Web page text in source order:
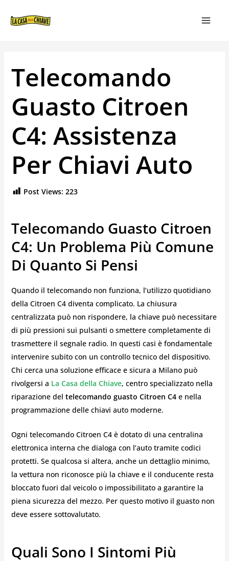
Telecomando
Guasto Citroen
C4: Assistenza
Per Chiavi Auto
Post Views: 223
Telecomando Guasto Citroen
C4: Un Problema Più Comune
Di Quanto Si Pensi
Quando il telecomando non funziona, l’utilizzo quotidiano
della Citroen C4 diventa complicato. La chiusura
centralizzata può non rispondere, la chiave può necessitare
di più pressioni sui pulsanti o smettere completamente di
trasmettere il segnale radio. In questi casi è fondamentale
intervenire subito con un controllo tecnico del dispositivo.
Chi cerca una soluzione efficace e sicura a Milano può
rivolgersi a La Casa della Chiave, centro specializzato nella
riparazione del telecomando guasto Citroen C4e nella
programmazione delle chiavi auto moderne.
Ogni telecomando Citroen C4 è dotato di una centralina
elettronica interna che dialoga con l’auto tramite codici
protetti. Se qualcosa si altera, anche un dettaglio minimo,
la vettura non riconosce più la chiave e il conducente resta
bloccato fuori dal veicolo o impossibilitato a garantire la
piena sicurezza del mezzo. Per questo motivo il guasto non
deve essere sottovalutato.
Quali Sono I Sintomi Più
ARTICOLI